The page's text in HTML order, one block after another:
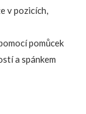
v pozicích,
pomůcek
a spánkem